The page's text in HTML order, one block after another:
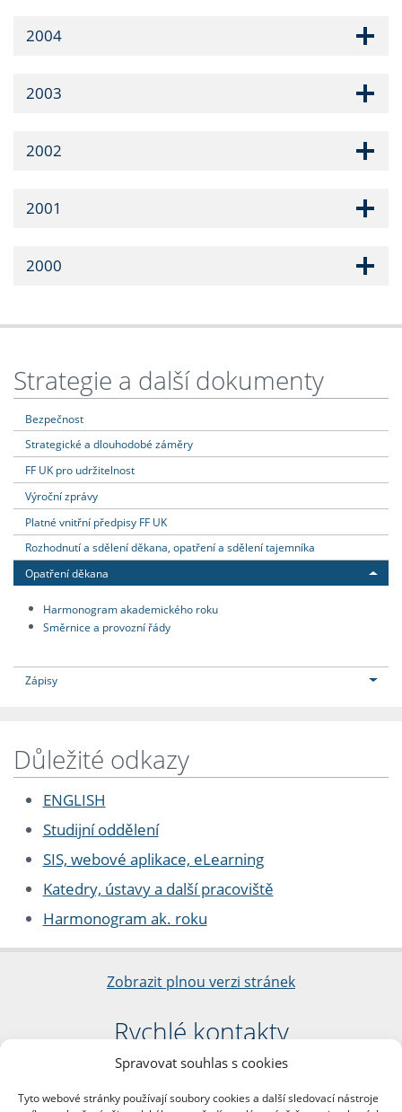
Spravovat souhlas s cookies
Tyto webové stránky používají soubory cookies a další sledovací nástroje
2004
2003
2002
2001
2000
Strategie a další dokumenty
Bezpečnost
Strategické a dlouhodobé záměry
FF UK pro udržitelnost
Výroční zprávy
Platné vnitřní předpisy FF UK
Rozhodnutí a sdělení děkana, opatření a sdělení tajemníka
Opatření děkana
Harmonogram akademického roku
Směrnice a provozní řády
Zápisy
Důležité odkazy
ENGLISH
Studijní oddělení
SIS, webové aplikace, eLearning
Katedry, ústavy a další pracoviště
Harmonogram ak. roku
Zobrazit plnou verzi stránek
Rychlé kontakty
Filozofická fakulta
nám. Jana Palacha 1/2